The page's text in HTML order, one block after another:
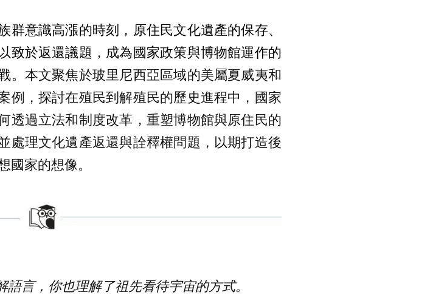
群意識高漲的時刻，原住民文化遺產的保存、
致於返還議題，成為國家政策與博物館運作的
。 本文聚焦於玻里尼西亞區域的美屬夏威夷和
例，探討在殖民到解殖民的歷史進程中，國家
透過立法和制度改革，重塑博物館與原住民的
處理文化遺產返還與詮釋權問題，以期打造後
國家的想像。
言，你也理解了祖先看待宇宙的方式。